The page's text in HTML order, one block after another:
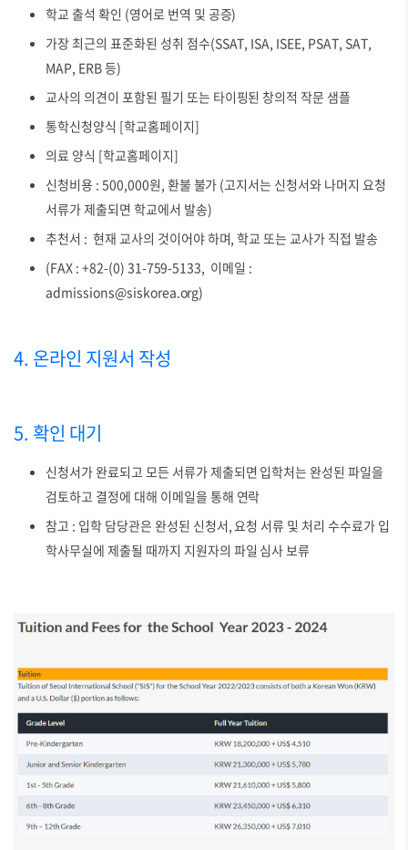
학교 출석 확인 (영어로 번역 및 공증)
가장 최근의 표준화된 성취 점수(SSAT, ISA, ISEE, PSAT, SAT,
MAP, ERB 등)
교사의 의견이 포함된 필기 또는 타이핑된 창의적 작문 샘플
통학신청양식 [학교홈페이지]
의료 양식 [학교홈페이지]
신청비용 : 500,000원, 환불 불가 (고지서는 신청서와 나머지 요청
서류가 제출되면 학교에서 발송)
추천서 : 현재 교사의 것이어야 하며, 학교 또는 교사가 직접 발송
(FAX : +82-(0) 31-759-5133, 이메일 :
admissions@siskorea.org)
4. 온라인 지원서 작성
5. 확인 대기
신청서가 완료되고 모든 서류가 제출되면 입학처는 완성된 파일을
검토하고 결정에 대해 이메일을 통해 연락
참고 : 입학 담당관은 완성된 신청서, 요청 서류 및 처리 수수료가 입
학사무실에 제출될 때까지 지원자의 파일 심사 보류